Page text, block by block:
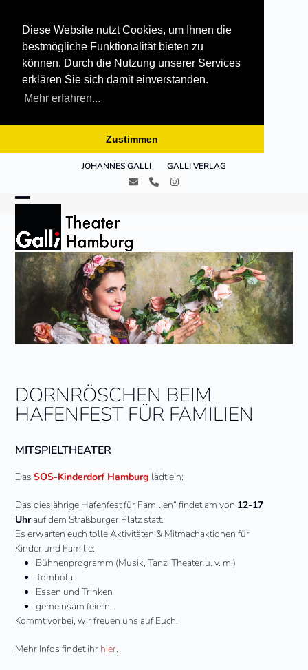
Diese Website nutzt Cookies, um Ihnen die
bestmögliche Funktionalität bieten zu
können. Durch die Nutzung unserer Services
erklären Sie sich damit einverstanden.
Mehr erfahren...
Zustimmen
JOHANNES GALLI GALLI VERLAG
E- TelefonInstagram
mobile
menu
mobile
menu
DORNRÖSCHEN BEIM
HAFENFEST FÜR FAMILIEN
MITSPIELTHEATER
DasSOS-Kinderdorf Hamburg lädt ein:
Das diesjährige Hafenfest für Familien“ findet am von 12-17
Uhrauf dem Straßburger Platz statt.
Es erwarten euch tolle Aktivitäten & Mitmachaktionen für
Kinder und Familie:
Bühnenprogramm (Musik, Tanz, Theater u. v. m.)
Tombola
Essen und Trinken
gemeinsam feiern.
Kommt vorbei, wir freuen uns auf Euch!
Mehr Infos findet ihr hier.